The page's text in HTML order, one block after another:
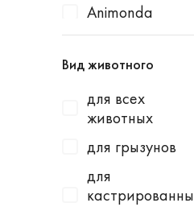
Animonda
Apicenna
Avantie
AWARD
Baurenhof
Bayer
Beaphar
Вид животного
для всех
животных
для грызунов
для
кастрированны